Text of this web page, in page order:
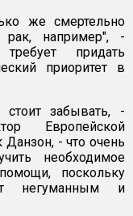
же смертельно
например", -
придать
приоритет в
стоит забывать, -
Европейской
Данзон, - что очень
необходимое
поскольку
негуманным и